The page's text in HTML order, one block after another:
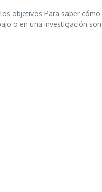
objetivos Para saber
o en una investigación